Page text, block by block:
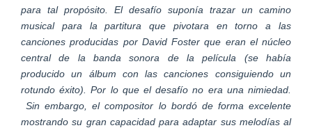
para tal propósito. El desafío suponía trazar un camino
musical para la partitura que pivotara en torno a las
canciones producidas por David Foster que eran el núcleo
central de la banda sonora de la película (se había
producido un álbum con las canciones consiguiendo un
rotundo éxito). Por lo que el desafío no era una nimiedad.
Sin embargo, el compositor lo bordó de forma excelente
mostrando su gran capacidad para adaptar sus melodías al